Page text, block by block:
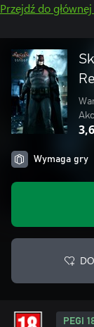
Przejdź do
Wymaga gry
PEGI